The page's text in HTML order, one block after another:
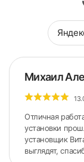
6. Закрепляем
Михаил
Отличная
установки
установщик
выглядят,